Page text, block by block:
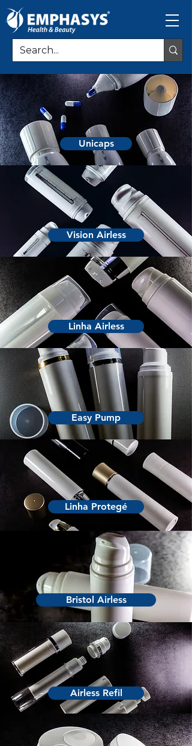
Unicaps
Vision Airless
Linha Airless
Easy Pump
Linha Protegé
Bristol Airless
Airless Refil